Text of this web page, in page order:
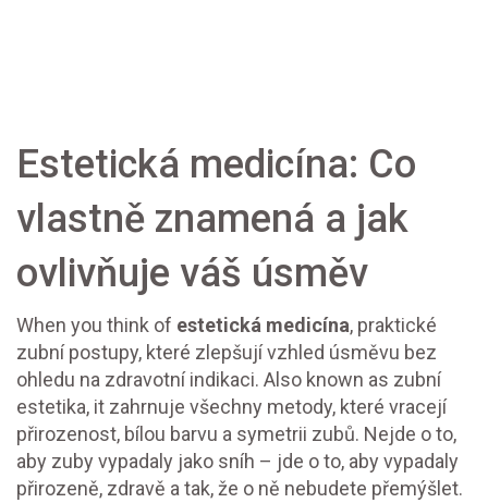
Estetická medicína: Co
vlastně znamená a jak
ovlivňuje váš úsměv
When you think of estetická medicína, praktické
zubní postupy, které zlepšují vzhled úsměvu bez
ohledu na zdravotní indikaci. Also known as zubní
estetika, it zahrnuje všechny metody, které vracejí
přirozenost, bílou barvu a symetrii zubů. Nejde o to,
aby zuby vypadaly jako sníh – jde o to, aby vypadaly
přirozeně, zdravě a tak, že o ně nebudete přemýšlet.